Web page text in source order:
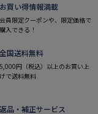
お買い得情報満載
会員限定クーポンや、限定価格で
購入できる！
全国送料無料
5,000円（税込）以上のお買い上
げで送料無料
返品・補正サービス